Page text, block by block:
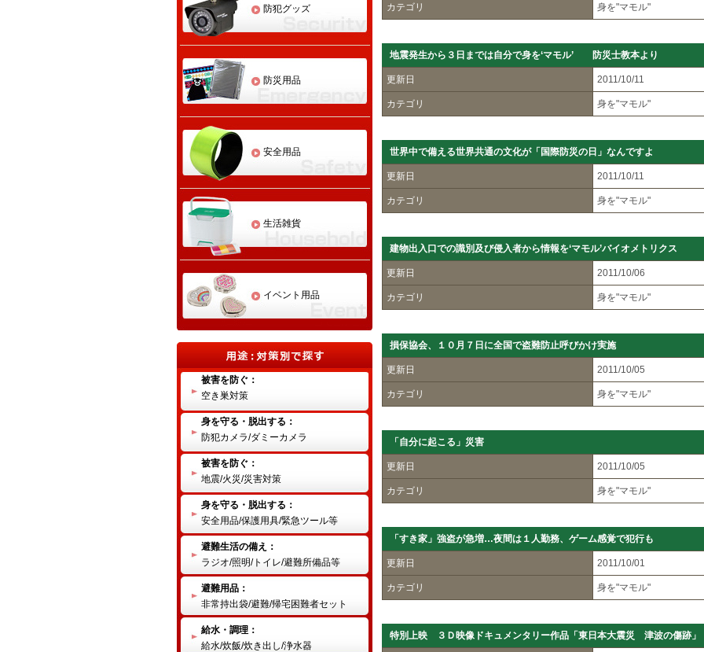
防犯グッズ
防災用品
安全用品
生活雑貨
イベント用品
被害を防ぐ：
空き巣対策
身を守る・脱出する：
防犯カメラ/ダミーカメラ
被害を防ぐ：
地震/火災/災害対策
身を守る・脱出する：
安全用品/保護用具/緊急ツール等
避難生活の備え：
ラジオ/照明/トイレ/避難所備品等
避難用品：
非常持出袋/避難/帰宅困難者セット
給水・調理：
給水/炊飯/炊き出し/浄水器
カテゴリ 身を"マモル"
地震発生から３日までは自分で身を‘マモル’ 防災士教本より
更新日 2011/10/11
カテゴリ 身を"マモル"
世界中で備える世界共通の文化が「国際防災の日」なんですよ
更新日 2011/10/11
カテゴリ 身を"マモル"
建物出入口での識別及び侵入者から情報を‘マモル’バイオメトリクス
更新日 2011/10/06
カテゴリ 身を"マモル"
損保協会、１０月７日に全国で盗難防止呼びかけ実施
更新日 2011/10/05
カテゴリ 身を"マモル"
「自分に起こる」災害
更新日 2011/10/05
カテゴリ 身を"マモル"
「すき家」強盗が急増…夜間は１人勤務、ゲーム感覚で犯行も
更新日 2011/10/01
カテゴリ 身を"マモル"
特別上映 ３Ｄ映像ドキュメンタリー作品「東日本大震災 津波の傷跡」